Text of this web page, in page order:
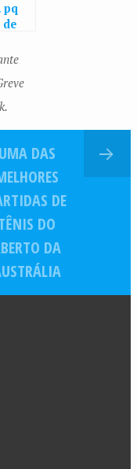
pq
UMA DAS
DE
DO
DA